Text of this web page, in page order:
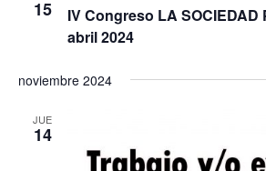
15
IV Congreso LA SOCIEDAD
abril 2024
noviembre 2024
JUE
14